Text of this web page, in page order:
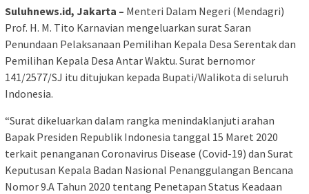
Suluhnews.id, Jakarta – Menteri Dalam Negeri (Mendagri)
Prof. H. M. Tito Karnavian mengeluarkan surat Saran
Penundaan Pelaksanaan Pemilihan Kepala Desa Serentak dan
Pemilihan Kepala Desa Antar Waktu. Surat bernomor
141/2577/SJ itu ditujukan kepada Bupati/Walikota di seluruh
Indonesia.
“Surat dikeluarkan dalam rangka menindaklanjuti arahan
Bapak Presiden Republik Indonesia tanggal 15 Maret 2020
terkait penanganan Coronavirus Disease (Covid-19) dan Surat
Keputusan Kepala Badan Nasional Penanggulangan Bencana
Nomor 9.A Tahun 2020 tentang Penetapan Status Keadaan